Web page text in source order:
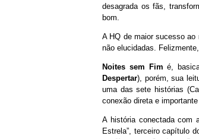
desagrada os fãs,
bom.
A HQ de maior sucesso ao
não elucidadas.
Noites sem Fim é,
Despertar), porém, sua
uma das sete histórias
conexão direta e
A história conectada com
Estrela”, terceiro capítulo